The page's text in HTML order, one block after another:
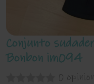
Conjunto
Bonbon im094
0